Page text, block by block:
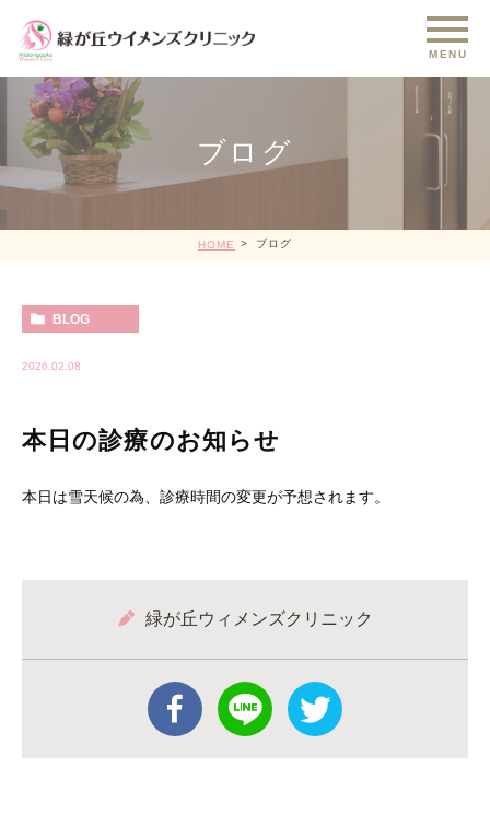
ブログ
HOME ブログ
BLOG
2026.02.08
本日の診療のお知らせ
本日は雪天候の為、診療時間の変更が予想されます。
緑が丘ウィメンズクリニック